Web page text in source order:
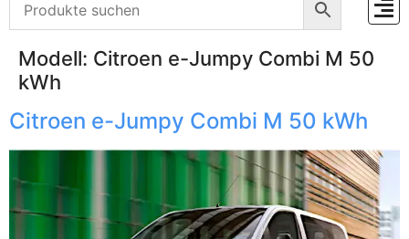
Modell: Citroen e-Jumpy Combi M 50
kWh
Citroen e-Jumpy Combi M 50 kWh